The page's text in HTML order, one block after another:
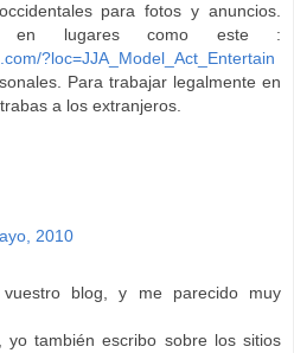
para fotos y anuncios.
en lugares como este :
?loc=JJA_Model_Act_Entertain
Para trabajar legalmente en
a los extranjeros.
2010
blog, y me parecido muy
yo también escribo sobre los sitios